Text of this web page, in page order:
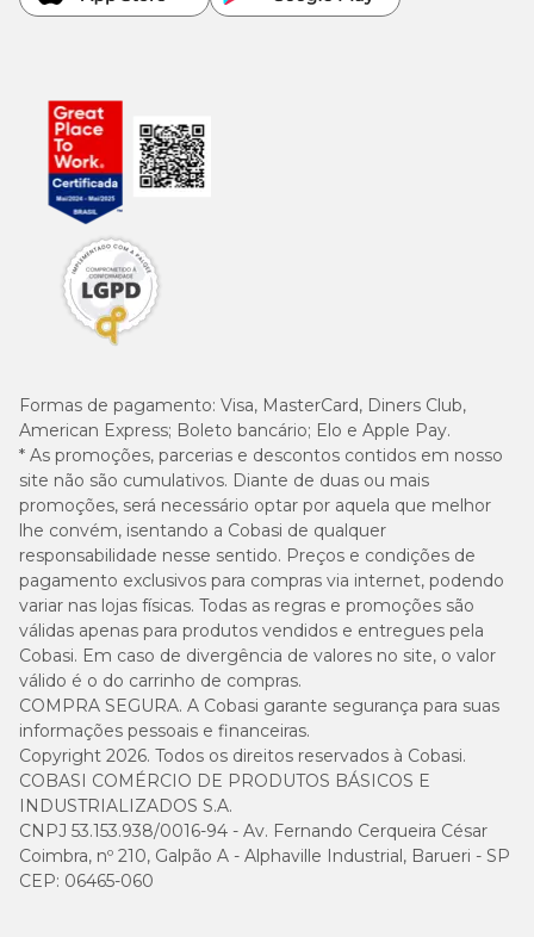
Enriquecimento mínimo por kg
Vitamina A 18.700UI; vitamina D3 1.250UI; vitamina E 510UI;
vitamina B1 8,4mg; vitamina B2 17mg; vitamina B6 6,5mg;
vitamina B12 80mcg; vitamina C 255mg; biotina 1,25mg; niacina
127mg; ácido pantotênico 42mg; ácido fólico 1,25mg; colina
Quantidade recomendada
Peso do gato
Quantidade
diária
2 kg 22g a 36g
2,5 kg 25g a 42g
3 kg 28g a 48g
3,5 kg
4 kg 35g a 58g
4,5 kg
Formas de pagamento: Visa, MasterCard, Diners Club,
American Express; Boleto bancário; Elo e Apple Pay.
* As promoções, parcerias e descontos contidos em nosso
site não são cumulativos. Diante de duas ou mais
promoções, será necessário optar por aquela que melhor
lhe convém, isentando a Cobasi de qualquer
responsabilidade nesse sentido. Preços e condições de
pagamento exclusivos para compras via internet, podendo
variar nas lojas físicas. Todas as regras e promoções são
válidas apenas para produtos vendidos e entregues pela
Cobasi. Em caso de divergência de valores no site, o valor
válido é o do carrinho de compras.
COMPRA SEGURA. A Cobasi garante segurança para suas
informações pessoais e financeiras.
Copyright 2026. Todos os direitos reservados à Cobasi.
COBASI COMÉRCIO DE PRODUTOS BÁSICOS E
INDUSTRIALIZADOS S.A.
CNPJ 53.153.938/0016-94 - Av. Fernando Cerqueira César
Coimbra, nº 210, Galpão A - Alphaville Industrial, Barueri - SP
CEP: 06465-060